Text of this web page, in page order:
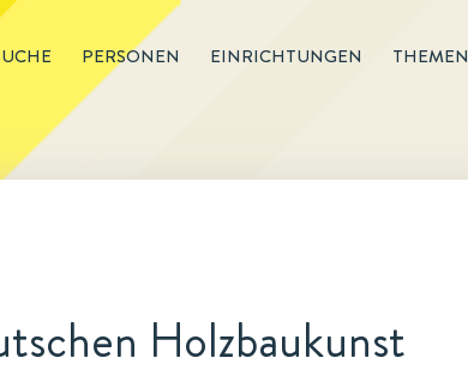
PERSONEN EINRICHTUNGEN THEMEN
Holzbaukunst